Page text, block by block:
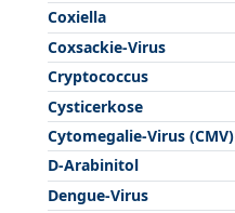
Coxiella
Coxsackie-Virus
Cryptococcus
Cysticerkose
Cytomegalie-Virus (CMV)
D-Arabinitol
Dengue-Virus